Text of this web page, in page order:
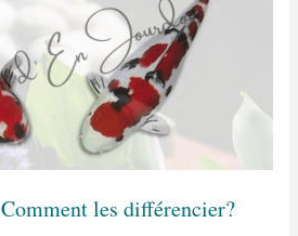
les différencier?